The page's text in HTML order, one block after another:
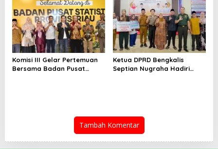
Komisi III Gelar Pertemuan
Bersama Badan Pusat
Ketua DPRD Bengkalis
Septian Nugraha Hadiri
Tambah Komentar